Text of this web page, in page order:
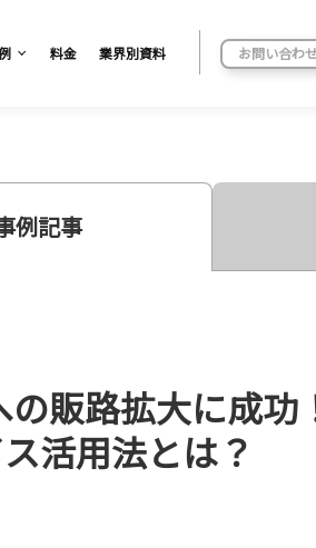
料金 業界別資料 お問い合わ
例記事
販路拡大に成功
活用法とは？